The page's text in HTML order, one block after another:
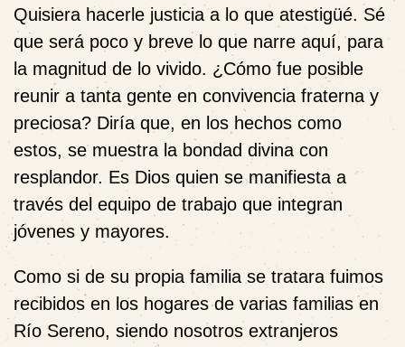
Quisiera hacerle justicia a lo que atestigüé. Sé
que será poco y breve lo que narre aquí, para
la magnitud de lo vivido. ¿Cómo fue posible
reunir a tanta gente en convivencia fraterna y
preciosa? Diría que, en los hechos como
estos, se muestra la bondad divina con
resplandor. Es Dios quien se manifiesta a
través del equipo de trabajo que integran
jóvenes y mayores.
Como si de su propia familia se tratara fuimos
recibidos en los hogares de varias familias en
Río Sereno, siendo nosotros extranjeros